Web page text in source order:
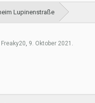
Lupinenstraße
Freaky20, 9. Oktober 2021 .